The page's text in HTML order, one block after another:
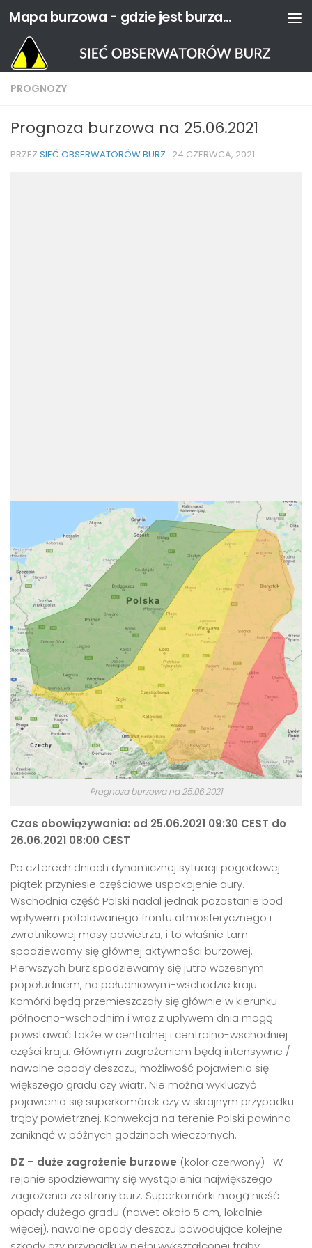
Przejdź do treści Mapa burzowa - gdzie jest burza? | Sieć Obserwatorów Burz
PROGNOZY
Prognoza burzowa na 25.06.2021
PRZEZ SIEĆ OBSERWATORÓW BURZ · 24 CZERWCA, 2021
Prognoza burzowa na 25.06.2021
Czas obowiązywania: od 25.06.2021 09:30 CEST do
26.06.2021 08:00 CEST
Po czterech dniach dynamicznej sytuacji pogodowej
piątek przyniesie częściowe uspokojenie aury.
Wschodnia część Polski nadal jednak pozostanie pod
wpływem pofalowanego frontu atmosferycznego i
zwrotnikowej masy powietrza, i to właśnie tam
spodziewamy się głównej aktywności burzowej.
Pierwszych burz spodziewamy się jutro wczesnym
popołudniem, na południowym-wschodzie kraju.
Komórki będą przemieszczały się głównie w kierunku
północno-wschodnim i wraz z upływem dnia mogą
powstawać także w centralnej i centralno-wschodniej
części kraju. Głównym zagrożeniem będą intensywne /
nawalne opady deszczu, możliwość pojawienia się
większego gradu czy wiatr. Nie można wykluczyć
pojawienia się superkomórek czy w skrajnym przypadku
trąby powietrznej. Konwekcja na terenie Polski powinna
zaniknąć w późnych godzinach wieczornych.
DZ – duże zagrożenie burzowe (kolor czerwony)- W
rejonie spodziewamy się wystąpienia największego
zagrożenia ze strony burz. Superkomórki mogą nieść
opady dużego gradu (nawet około 5 cm, lokalnie
więcej), nawalne opady deszczu powodujące kolejne